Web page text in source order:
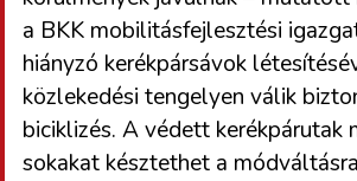
a BKK mobilitásfejlesztési
hiányzó kerékpársávok
közlekedési tengelyen válik
biciklizés. A védett kerékpárutak
sokakat késztethet a